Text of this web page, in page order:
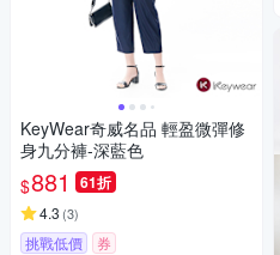
KeyWear奇威名品 輕盈微彈修
身九分褲-深藍色
$881 61折
4.3 (3)
挑戰低價 券